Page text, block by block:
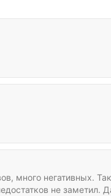
много негативных.
не заметил.